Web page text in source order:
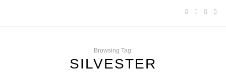
Browsing Tag:
SILVESTER